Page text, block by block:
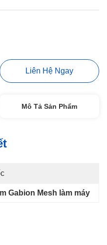
Liên Hệ Ngay
Mô Tả Sản Phẩm
Gabion Mesh làm máy